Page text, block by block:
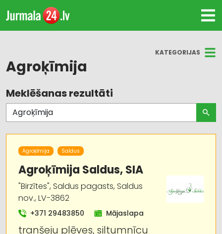
KATEGORIJAS
Agroķīmija
Visas nozares
Agroķīmija, mēslošanas līdzekļi
Sēklas un stādi
Higiēnas preces
Labiekārtošana, apzaļumošana
Meklēšanas rezultāti
Agroķīmija Saldus
Agroķīmija Saldus, SIA
"Birzītes", Saldus pagasts, Saldus
nov., LV-3862
+371 29483850 Mājaslapa
tranšeju plēves, siltumnīcu